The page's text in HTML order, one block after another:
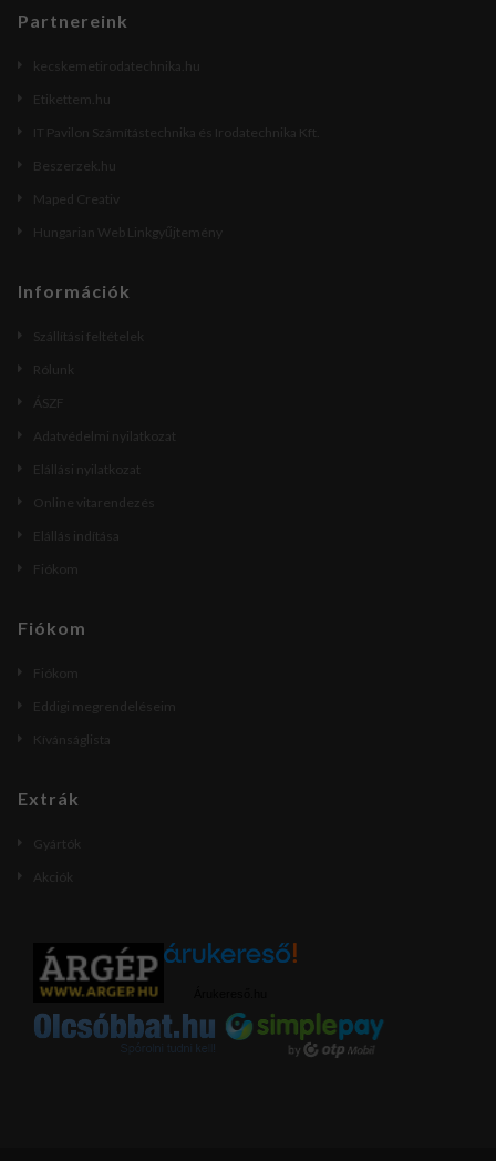
Partnereink
kecskemetirodatechnika.hu
Etikettem.hu
IT Pavilon Számítástechnika és Irodatechnika Kft.
Beszerzek.hu
Maped Creativ
Hungarian Web Linkgyűjtemény
Információk
Szállítási feltételek
Rólunk
ÁSZF
Adatvédelmi nyilatkozat
Elállási nyilatkozat
Online vitarendezés
Elállás indítása
Fiókom
Fiókom
Fiókom
Eddigi megrendeléseim
Kívánságlista
Extrák
Gyártók
Akciók